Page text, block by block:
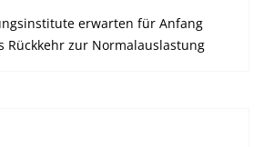
erwarten für Anfang
Rückkehr zur Normalauslastung